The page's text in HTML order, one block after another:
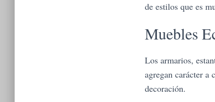
de estilos que es
Muebles
Los armarios,
agregan carácter a
decoración.